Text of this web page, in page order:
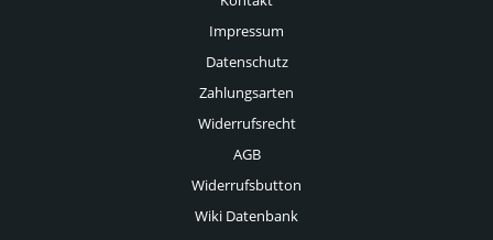
Impressum
Datenschutz
Zahlungsarten
Widerrufsrecht
AGB
Widerrufsbutton
Wiki Datenbank